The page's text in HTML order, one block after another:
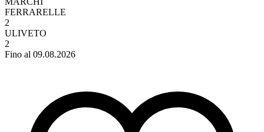
FERRARELLE
2
ULIVETO
2
Fino al 09.08.2026